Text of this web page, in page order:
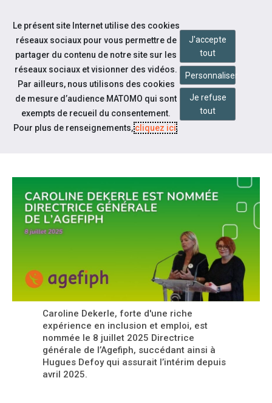
Aller au contenu
Notre actualité
UNE NOUVELLE DIRECTRICE
Caroline Dekerle, forte d'une riche
expérience en inclusion et emploi, est
nommée le 8 juillet 2025 Directrice
générale de l’Agefiph, succédant ainsi à
Hugues Defoy qui assurait l’intérim depuis
avril 2025.
Le présent site Internet utilise des cookies
réseaux sociaux pour vous permettre de
partager du contenu de notre site sur les
réseaux sociaux et visionner des vidéos.
Par ailleurs, nous utilisons des cookies
de mesure d’audience MATOMO qui sont
exempts de recueil du consentement.
Pour plus de renseignements,cliquez ici.
J'accepte
tout
Personnaliser
Je refuse
tout